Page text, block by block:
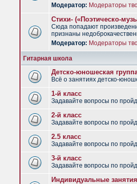
Модератор: Модераторы
Стихи- («Поэтическо-
Сюда попадают
признаны
Модератор: Модераторы
Гитарная школа
Детско-юношеская
Всё о занятиях детско-
1-й класс
Задавайте вопросы по
2-й класс
Задавайте вопросы по
2.5 класс
Задавайте вопросы по
3-й класс
Задавайте вопросы по
Индивидуальные занятия